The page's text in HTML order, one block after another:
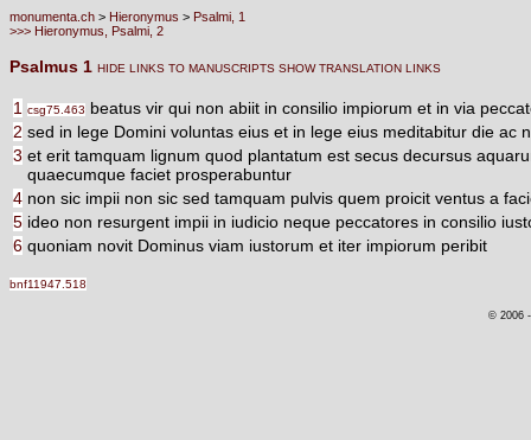
monumenta.ch > Hieronymus > Psalmi, 1
>>> Hieronymus, Psalmi, 2
Psalmus 1 HIDE LINKS TO MANUSCRIPTS SHOW TRANSLATION LINKS
1 csg75.463 beatus vir qui non abiit in consilio impiorum et in via
2 sed in lege Domini voluntas eius et in lege eius meditabitur die ac
3 et erit tamquam lignum quod plantatum est secus decursus
quaecumque faciet prosperabuntur
4 non sic impii non sic sed tamquam pulvis quem proicit ventus a
5 ideo non resurgent impii in iudicio neque peccatores in consilio
6 quoniam novit Dominus viam iustorum et iter impiorum peribit
bnf11947.518
© 2006